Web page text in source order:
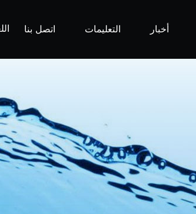
أخبار التعليمات اتصل بنا